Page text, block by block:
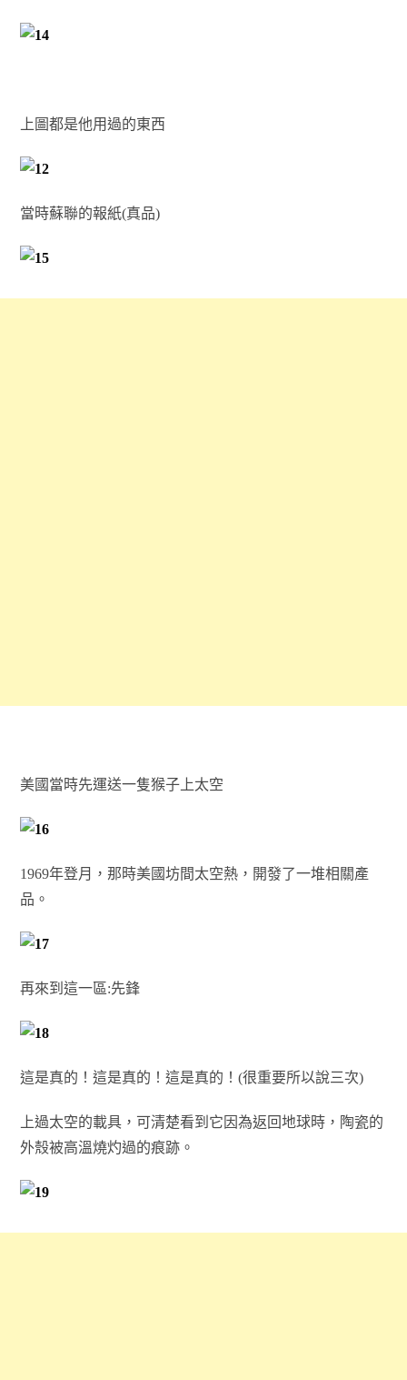
上圖都是他用過的東西
當時蘇聯的報紙(真品)
美國當時先運送一隻猴子上太空
1969年登月，那時美國坊間太空熱，開發了一堆相關產
品。
再來到這一區:先鋒
這是真的！這是真的！這是真的！(很重要所以說三次)
上過太空的載具，可清楚看到它因為返回地球時，陶瓷的
外殼被高溫燒灼過的痕跡。